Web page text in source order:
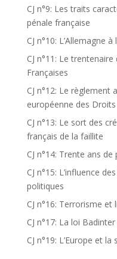
CJ n°9: Les traits
pénale française
CJ n°10: L’Allemagne
CJ n°11: Le trentenaire
Françaises
CJ n°12: Le règlement
européenne des Droits
CJ n°13: Le sort des
français de la faillite
CJ n°14: Trente ans
CJ n°15: L’influence
politiques
CJ n°16: Terrorisme et
CJ n°17: La loi
CJ n°19: L’Europe et